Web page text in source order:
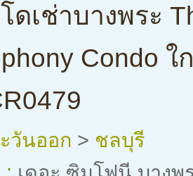
ดเช่าบางพระ
Condo
วันออก > ชลบุรี